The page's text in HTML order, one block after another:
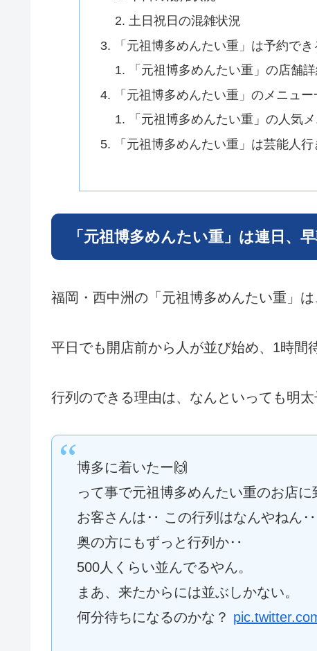
土日祝日の混雑状況
「元祖博多めんたい重」は予約でき
「元祖博多めんたい重」の店舗
「元祖博多めんたい重」のメニュー
「元祖博多めんたい重」の人気
「元祖博多めんたい重」は芸能人行
「元祖博多めんたい重」は連日、
福岡・西中洲の「元祖博多めんたい重」
平日でも開店前から人が並び始め、1時間
行列のできる理由は、なんといっても明
博多に着いたー🙌
って事で元祖博多めんたい重のお店に
お客さんは‥ この行列はなんやねん‥
奥の方にもずっと行列か‥
500人くらい並んでるやん。
まあ、来たからには並ぶしかない。
何分待ちになるのかな？